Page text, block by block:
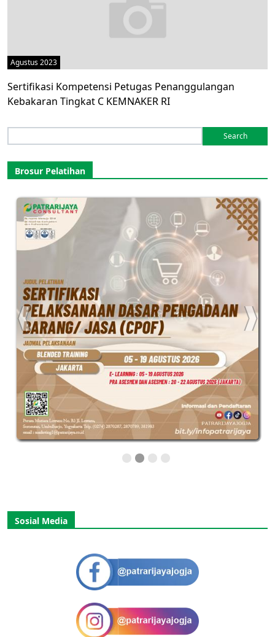
Agustus 2023
Sertifikasi Kompetensi Petugas Penanggulangan
Kebakaran Tingkat C KEMNAKER RI
for:
Brosur Pelatihan
Sosial Media